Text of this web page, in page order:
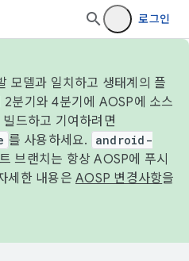
로그인
모델과 일치하고 생태계의 플
분기와 4분기에 AOSP에 소스
드하고 기여하려면
를 사용하세요.
android-
브랜치는 항상 AOSP에 푸시
세한 내용은 AOSP 변경사항을